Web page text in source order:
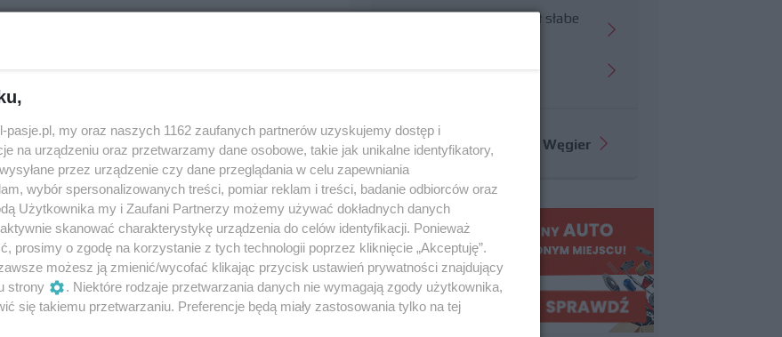
Hungaroring potwierdził słabe
Więcej informacji o GP Węgier
pasje.pl, my oraz naszych 1162 zaufanych partnerów uzyskujemy dostęp i
na urządzeniu oraz przetwarzamy dane osobowe, takie jak unikalne identyfikatory,
przez urządzenie czy dane przeglądania w celu zapewniania
wybór spersonalizowanych treści, pomiar reklam i treści, badanie odbiorców oraz
Użytkownika my i Zaufani Partnerzy możemy używać dokładnych danych
skanować charakterystykę urządzenia do celów identyfikacji. Ponieważ
prosimy o zgodę na korzystanie z tych technologii poprzez kliknięcie „Akceptuję”.
możesz ją zmienić/wycofać klikając przycisk ustawień prywatności znajdujący
strony
. Niektóre rodzaje przetwarzania danych nie wymagają zgody użytkownika,
się takiemu przetwarzaniu. Preferencje będą miały zastosowania tylko na tej